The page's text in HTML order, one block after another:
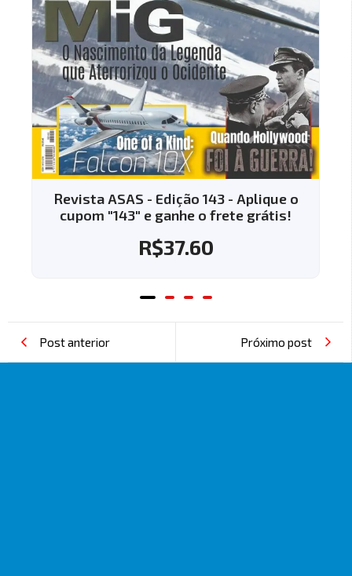
Revista ASAS - Edição 143 - Aplique o
cupom "143" e ganhe o frete grátis!
37.60
Post anterior Próximo post